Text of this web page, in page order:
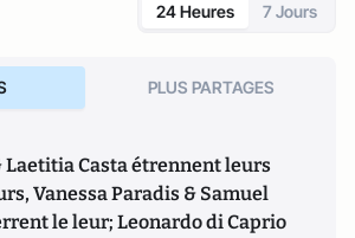
24 Heures 7 Jours
PLUS PARTAGES
Laetitia Casta étrennent leurs
Vanessa Paradis & Samuel
le leur; Leonardo di Caprio